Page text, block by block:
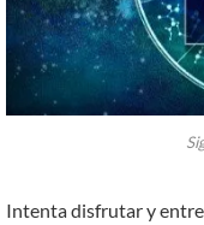
Intenta disfrutar y